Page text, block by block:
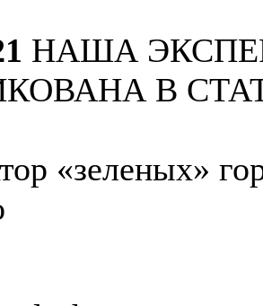
НАША
В
«зеленых»